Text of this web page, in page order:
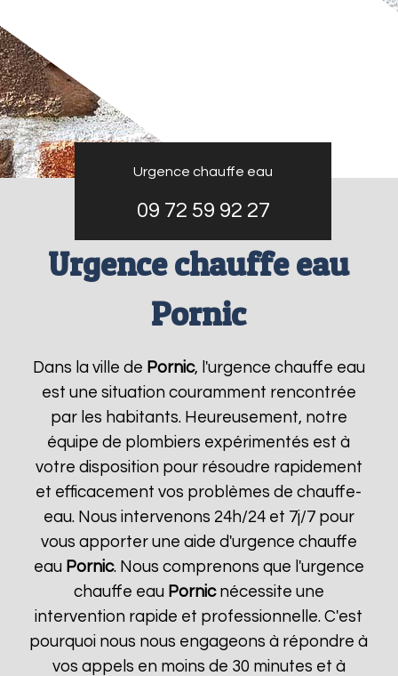
Urgence chauffe eau
09 72 59 92 27
Urgence chauffe eau
Pornic
Dans la ville de Pornic, l'urgence chauffe eau
est une situation couramment rencontrée
par les habitants. Heureusement, notre
équipe de plombiers expérimentés est à
votre disposition pour résoudre rapidement
et efficacement vos problèmes de chauffe-
eau. Nous intervenons 24h/24 et 7j/7 pour
vous apporter une aide d'urgence chauffe
eau Pornic. Nous comprenons que l'urgence
chauffe eau Pornicnécessite une
intervention rapide et professionnelle. C'est
pourquoi nous nous engageons à répondre à
vos appels en moins de 30 minutes et à